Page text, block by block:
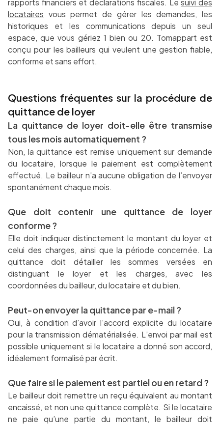
rapports financiers et déclarations fiscales. Lesuivi des
locataires vous permet de gérer les demandes, les
historiques et les communications depuis un seul
espace, que vous gériez 1 bien ou 20. Tomappart est
conçu pour les bailleurs qui veulent une gestion fiable,
conforme et sans effort.
Questions fréquentes sur la procédure de
quittance de loyer
La quittance de loyer doit-elle être transmise
tous les mois automatiquement ?
Non, la quittance est remise uniquement sur demande
du locataire, lorsque le paiement est complètement
effectué. Le bailleur n’a aucune obligation de l’envoyer
spontanément chaque mois.
Que doit contenir une quittance de loyer
conforme ?
Elle doit indiquer distinctement le montant du loyer et
celui des charges, ainsi que la période concernée. La
quittance doit détailler les sommes versées en
distinguant le loyer et les charges, avec les
coordonnées du bailleur, du locataire et du bien.
Peut-on envoyer la quittance par e-mail ?
Oui, à condition d’avoir l’accord explicite du locataire
pour la transmission dématérialisée. L’envoi par mail est
possible uniquement si le locataire a donné son accord,
idéalement formalisé par écrit.
Que faire si le paiement est partiel ou en retard ?
Le bailleur doit remettre un reçu équivalent au montant
encaissé, et non une quittance complète. Si le locataire
ne paie qu’une partie du montant, le bailleur doit